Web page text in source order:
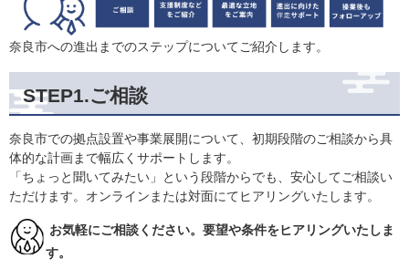
奈良市への進出までのステップについてご紹介します。
STEP1.ご相談
奈良市での拠点設置や事業展開について、初期段階のご相談から具
体的な計画まで幅広くサポートします。
「ちょっと聞いてみたい」という段階からでも、安心してご相談い
お気軽にご相談ください。要望や条件をヒアリングいたしま
す。